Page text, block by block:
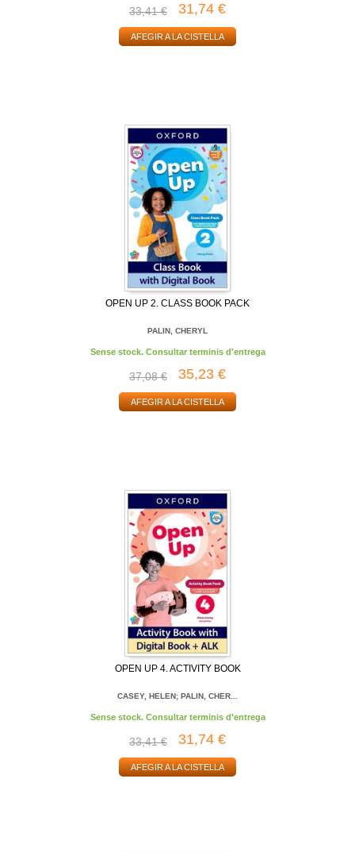
33,41 € 31,74 €
AFEGIR A LA CISTELLA
OPEN UP 2. CLASS BOOK PACK
PALIN, CHERYL
Sense stock. Consultar terminis d'entrega
37,08 € 35,23 €
AFEGIR A LA CISTELLA
OPEN UP 4. ACTIVITY BOOK
CASEY, HELEN; PALIN, CHER...
Sense stock. Consultar terminis d'entrega
33,41 € 31,74 €
AFEGIR A LA CISTELLA